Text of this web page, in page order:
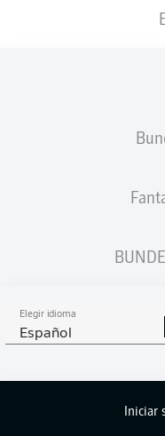
Elegir idioma
Español
Iniciar